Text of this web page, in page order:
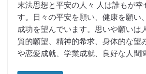
末法思想と平安の人々 人は誰もが幸
す。日々の平安を願い、健康を願い
成功を望んでいます。思いや願いは
質的願望、精神的希求、身体的な望
や恋愛成就、学業成就、良好な人間